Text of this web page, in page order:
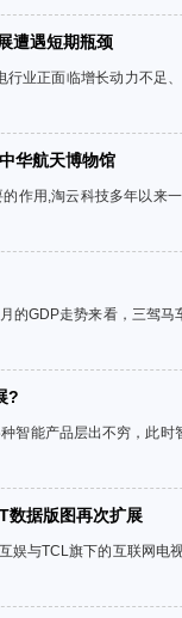
遭遇短期瓶颈
业正面临增长动力不足
华航天博物馆
作用,淘云科技多年以来
的GDP走势来看，三驾马
?
智能产品层出不穷，此时
数据版图再次扩展
娱与TCL旗下的互联网电